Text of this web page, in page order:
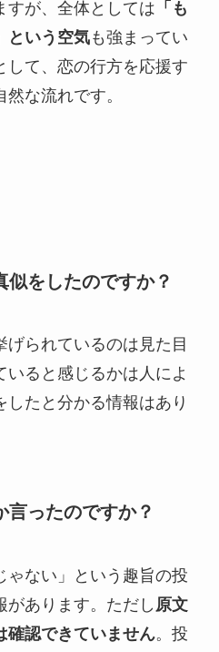
すが、全体としては 「も
という空気も強まってい
して、恋の行方を応援す
な流れです。
をしたのですか？
げられているのは見た目
ると感じるかは人によ
したと分かる情報はあり
ったのですか？
ゃない」という趣旨の投
があります。ただし 原文
確認できていません。投